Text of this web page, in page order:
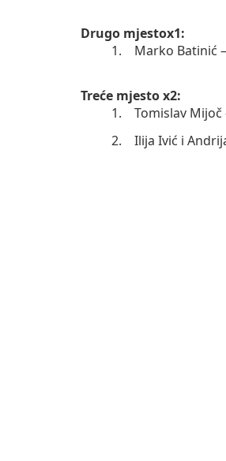
Drugo mjestox1:
1.
Marko Batinić
Treće mjesto x2:
1.
Tomislav
2.
Ilija Ivić i